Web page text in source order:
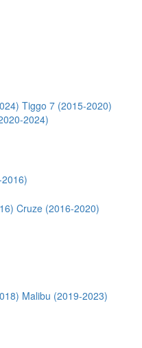
Tiggo 7 (2015-2020)
2024)
Cruze (2016-2020)
Malibu (2019-2023)